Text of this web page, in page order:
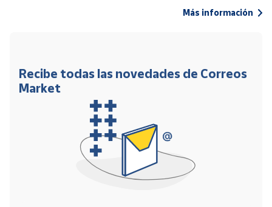
Más información
Recibe todas las novedades de Correos
Market